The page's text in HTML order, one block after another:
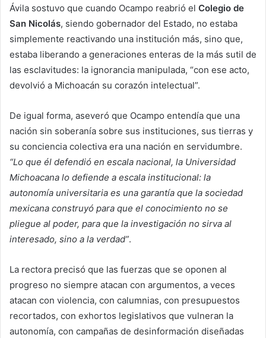
Ávila sostuvo que cuando Ocampo reabrió el Colegio de
San Nicolás, siendo gobernador del Estado, no estaba
simplemente reactivando una institución más, sino que,
estaba liberando a generaciones enteras de la más sutil de
las esclavitudes: la ignorancia manipulada, “con ese acto,
devolvió a Michoacán su corazón intelectual”.
De igual forma, aseveró que Ocampo entendía que una
nación sin soberanía sobre sus instituciones, sus tierras y
su conciencia colectiva era una nación en servidumbre.
“Lo que él defendió en escala nacional, la Universidad
Michoacana lo defiende a escala institucional: la
autonomía universitaria es una garantía que la sociedad
mexicana construyó para que el conocimiento no se
pliegue al poder, para que la investigación no sirva al
interesado, sino a la verdad”.
La rectora precisó que las fuerzas que se oponen al
progreso no siempre atacan con argumentos, a veces
atacan con violencia, con calumnias, con presupuestos
recortados, con exhortos legislativos que vulneran la
autonomía, con campañas de desinformación diseñadas